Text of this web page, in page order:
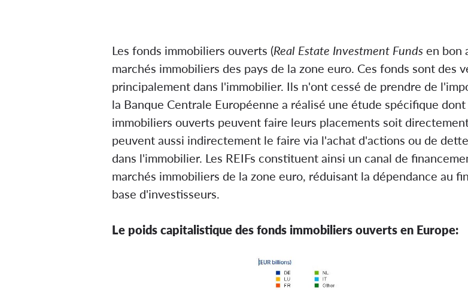
Les fonds immobiliers ouverts (Real Estate Investment Funds en bon
marchés immobiliers des pays de la zone euro. Ces fonds sont des
principalement dans l'immobilier. Ils n'ont cessé de prendre de
la Banque Centrale Européenne a réalisé une étude spécifique
immobiliers ouverts peuvent faire leurs placements soit
peuvent aussi indirectement le faire via l'achat d'actions ou de
dans l'immobilier. Les REIFs constituent ainsi un canal de
marchés immobiliers de la zone euro, réduisant la dépendance au
base d'investisseurs.
Le poids capitalistique des fonds immobiliers ouverts en Europe: